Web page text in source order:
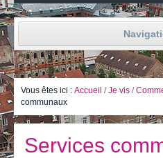
Accueil
Vie politique
Je vis
Je visite
Vous êtes ici : Accueil /Je vis /
communaux
Services